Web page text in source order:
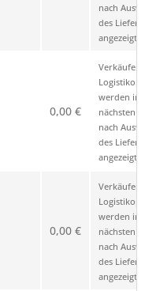
nach
des
angezeigt.
0,00 €
Verkäufer
werden im
nächsten
nach
des
angezeigt.
0,00 €
Verkäufer
werden im
nächsten
nach
des
angezeigt.